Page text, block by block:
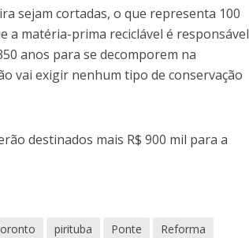
sejam cortadas, o que representa 100
a matéria-prima reciclável é responsável
anos para se decomporem na
vai exigir nenhum tipo de conservação
destinados mais R$ 900 mil para a
pirituba Ponte
Reforma